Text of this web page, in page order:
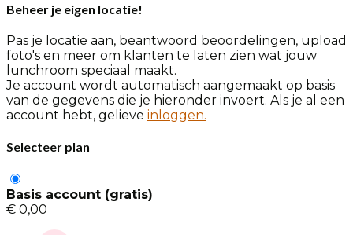
Beheer je eigen locatie!
Pas je locatie aan, beantwoord beoordelingen, upload
foto's en meer om klanten te laten zien wat jouw
lunchroom speciaal maakt.
Je account wordt automatisch aangemaakt op basis
van de gegevens die je hieronder invoert. Als je al een
account hebt, gelieve inloggen.
Selecteer plan
Basis account (gratis)
€ 0,00